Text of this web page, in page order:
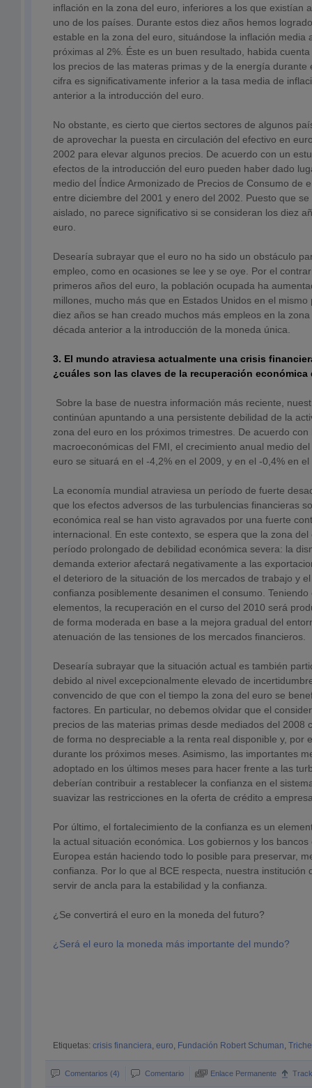
inflación en la zona del euro, inferiores a los que existían
uno de los países. Durante estos diez años hemos
estable en la zona del euro, situándose la inflación media
próximas al 2%. Éste es un buen resultado, habida
los precios de las materas primas y de la energía durante
cifra es significativamente inferior a la tasa media de
anterior a la introducción del euro.
No obstante, es cierto que ciertos sectores de algunos
de aprovechar la puesta en circulación del efectivo en
2002 para elevar algunos precios. De acuerdo con un
efectos de la introducción del euro pueden haber dado
medio del Índice Armonizado de Precios de Consumo de
entre diciembre del 2001 y enero del 2002. Puesto que
aislado, no parece significativo si se consideran los diez
euro.
Desearía subrayar que el euro no ha sido un obstáculo
empleo, como en ocasiones se lee y se oye. Por el
primeros años del euro, la población ocupada ha
millones, mucho más que en Estados Unidos en el
diez años se han creado muchos más empleos en la
década anterior a la introducción de la moneda única.
3. El mundo atraviesa actualmente una crisis
¿cuáles son las claves de la recuperación económica
Sobre la base de nuestra información más reciente,
continúan apuntando a una persistente debilidad de la
zona del euro en los próximos trimestres. De acuerdo con
macroeconómicas del FMI, el crecimiento anual medio
euro se situará en el -4,2% en el 2009, y en el -0,4% en el
La economía mundial atraviesa un período de fuerte
que los efectos adversos de las turbulencias financieras
económica real se han visto agravados por una fuerte
internacional. En este contexto, se espera que la zona
período prolongado de debilidad económica severa: la
demanda exterior afectará negativamente a las
el deterioro de la situación de los mercados de trabajo y
confianza posiblemente desanimen el consumo.
elementos, la recuperación en el curso del 2010 será
de forma moderada en base a la mejora gradual del
atenuación de las tensiones de los mercados financieros.
Desearía subrayar que la situación actual es también
debido al nivel excepcionalmente elevado de
convencido de que con el tiempo la zona del euro se
factores. En particular, no debemos olvidar que el
precios de las materias primas desde mediados del 2008
de forma no despreciable a la renta real disponible y, por
durante los próximos meses. Asimismo, las importantes
adoptado en los últimos meses para hacer frente a las
deberían contribuir a restablecer la confianza en el
suavizar las restricciones en la oferta de crédito a
Por último, el fortalecimiento de la confianza es un
la actual situación económica. Los gobiernos y los
Europea están haciendo todo lo posible para preservar,
confianza. Por lo que al BCE respecta, nuestra institución
servir de ancla para la estabilidad y la confianza.
¿Se convertirá el euro en la moneda del futuro?
¿Será el euro la moneda más importante del mundo?
Etiquetas: crisis financiera, euro, Fundación Robert Schuman,
Comentarios (4) Comentario Enlace Permanente